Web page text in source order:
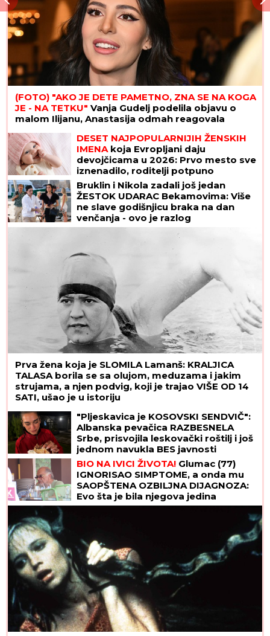
(FOTO) "AKO JE DETE PAMETNO, ZNA SE NA KOGA
JE - NA TETKU" Vanja Gudelj podelila objavu o
malom Ilijanu, Anastasija odmah reagovala
DESET NAJPOPULARNIJIH ŽENSKIH
IMENA koja Evropljani daju
devojčicama u 2026: Prvo mesto sve
iznenadilo, roditelji potpuno
promenili favorite
Bruklin i Nikola zadali još jedan
ŽESTOK UDARAC Bekamovima: Više
ne slave godišnjicu braka na dan
venčanja - ovo je razlog
Prva žena koja je SLOMILA Lamanš: KRALJICA
TALASA borila se sa olujom, meduzama i jakim
strujama, a njen podvig, koji je trajao VIŠE OD 14
SATI, ušao je u istoriju
"Pljeskavica je KOSOVSKI SENDVIČ":
Albanska pevačica RAZBESNELA
Srbe, prisvojila leskovački roštilj i još
jednom navukla BES javnosti
BIO NA IVICI ŽIVOTA! Glumac (77)
IGNORISAO SIMPTOME, a onda mu
SAOPŠTENA OZBILJNA DIJAGNOZA:
Evo šta je bila njegova jedina
prednost!